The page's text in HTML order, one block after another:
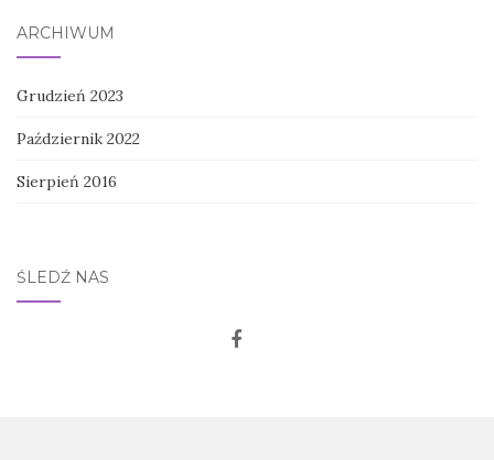
ARCHIWUM
Grudzień 2023
Październik 2022
Sierpień 2016
ŚLEDŹ NAS